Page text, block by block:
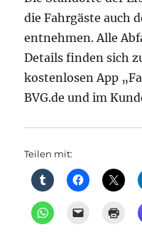
die Fahrgäste auch
entnehmen. Alle
Details finden sich
kostenlosen App
BVG.de und im
Teilen mit: